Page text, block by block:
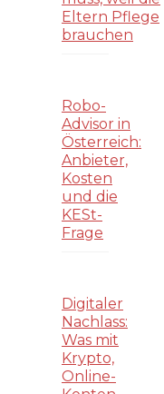
Eltern Pflege
brauchen
Robo-
Advisor in
Österreich:
Anbieter,
Kosten
und die
KESt-
Frage
Digitaler
Nachlass:
Was mit
Krypto,
Online-